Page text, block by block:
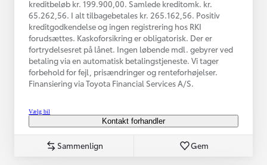
kreditbeløb kr. 199.900,00. Samlede kreditomk. kr.
65.262,56. I alt tilbagebetales kr. 265.162,56. Positiv
kreditgodkendelse og ingen registrering hos RKI
forudsættes. Kaskoforsikring er obligatorisk. Der er
fortrydelsesret på lånet. Ingen løbende mdl. gebyrer ved
betaling via en automatisk betalingstjeneste. Vi tager
forbehold for fejl, prisændringer og renteforhøjelser.
Finansiering via Toyota Financial Services A/S.
Vælg bil
Kontakt forhandler
Sammenlign Gem